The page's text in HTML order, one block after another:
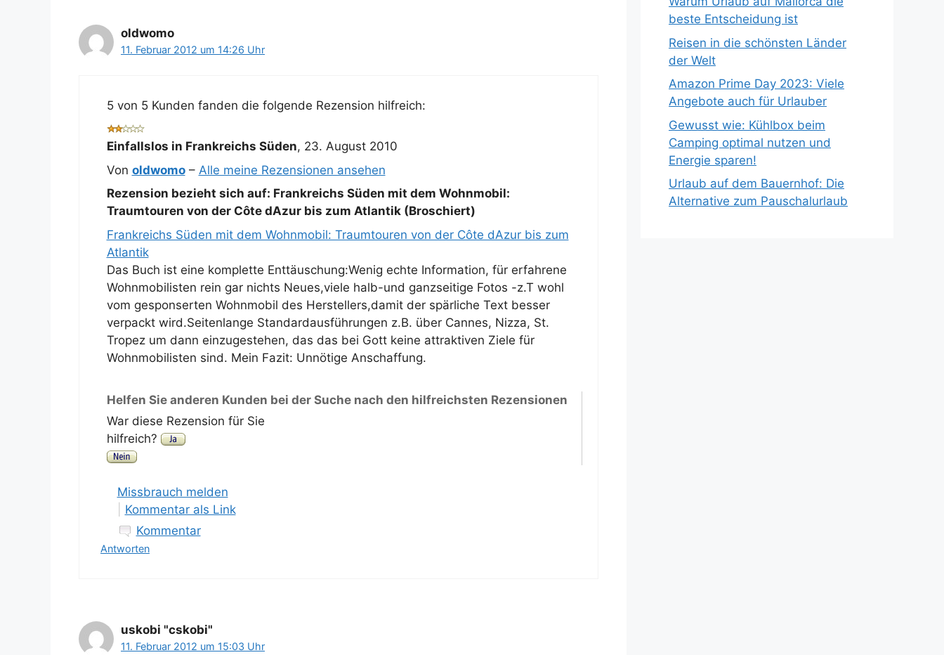
oldwomo
11. Februar 2012 um 14:26 Uhr
5 von 5 Kunden fanden die folgende Rezension hilfreich:
Einfallslos in Frankreichs Süden, 23. August 2010
Von oldwomo– Alle meine Rezensionen ansehen
Rezension bezieht sich auf: Frankreichs Süden mit dem Wohnmobil:
Traumtouren von der Côte dAzur bis zum Atlantik (Broschiert)
Frankreichs Süden mit dem Wohnmobil: Traumtouren von der Côte dAzur bis zum
Atlantik
Das Buch ist eine komplette Enttäuschung:Wenig echte Information, für erfahrene
Wohnmobilisten rein gar nichts Neues,viele halb-und ganzseitige Fotos -z.T wohl
vom gesponserten Wohnmobil des Herstellers,damit der spärliche Text besser
verpackt wird.Seitenlange Standardausführungen z.B. über Cannes, Nizza, St.
Tropez um dann einzugestehen, das das bei Gott keine attraktiven Ziele für
Wohnmobilisten sind. Mein Fazit: Unnötige Anschaffung.
Helfen Sie anderen Kunden bei der Suche nach den hilfreichsten Rezensionen
War diese Rezension für Sie
hilfreich?
Missbrauch melden
Kommentar als Link
Kommentar
Antworten
uskobi "cskobi"
11. Februar 2012 um 15:03 Uhr
beste Entscheidung ist
Reisen in die schönsten Länder
der Welt
Amazon Prime Day 2023: Viele
Angebote auch für Urlauber
Gewusst wie: Kühlbox beim
Camping optimal nutzen und
Energie sparen!
Urlaub auf dem Bauernhof: Die
Alternative zum Pauschalurlaub